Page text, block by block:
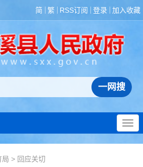
简 繁 RSS订阅 登录 加入收藏
局 > 回应关切